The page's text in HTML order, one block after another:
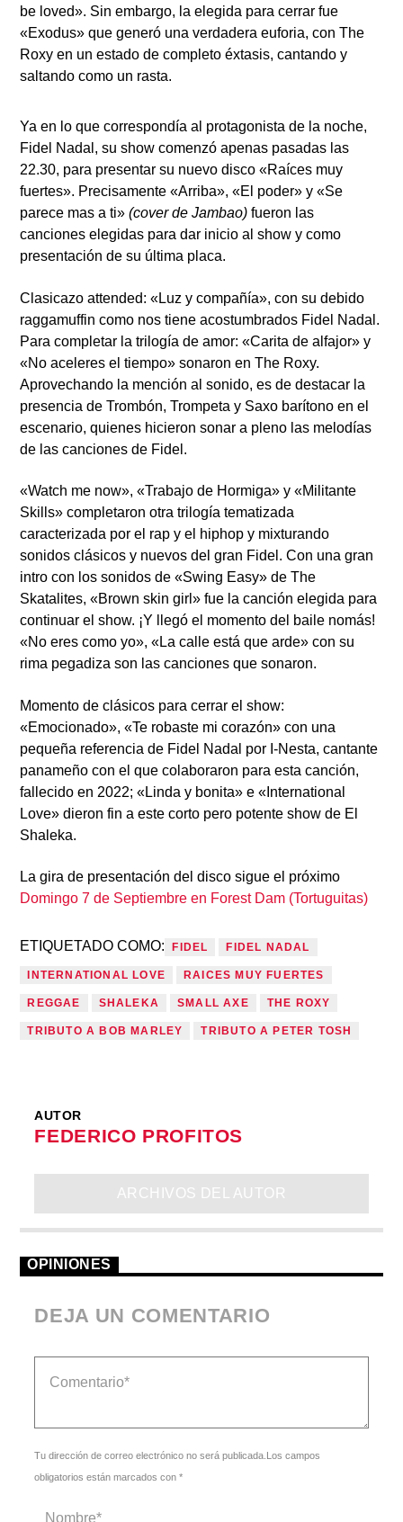
be loved». Sin embargo, la elegida para cerrar fue
«Exodus» que generó una verdadera euforia, con The
Roxy en un estado de completo éxtasis, cantando y
saltando como un rasta.
Ya en lo que correspondía al protagonista de la noche,
Fidel Nadal, su show comenzó apenas pasadas las
22.30, para presentar su nuevo disco «Raíces muy
fuertes». Precisamente«Arriba», «El poder» y«Se
parece mas a ti» (cover de Jambao) fueron las
canciones elegidas para dar inicio al show y como
presentación de su última placa.
Clasicazo attended:«Luz y compañía», con su debido
raggamuffin como nos tiene acostumbrados Fidel Nadal.
Para completar la trilogía de amor:«Carita de alfajor» y
«No aceleres el tiempo» sonaron en The Roxy.
Aprovechando la mención al sonido, es de destacar la
presencia de Trombón, Trompeta y Saxo barítono en el
escenario, quienes hicieron sonar a pleno las melodías
de las canciones de Fidel.
«Watch me now»,«Trabajo de Hormiga» y«Militante
Skills» completaron otra trilogía tematizada
caracterizada por el rap y el hiphop y mixturando
sonidos clásicos y nuevos del gran Fidel. Con una gran
intro con los sonidos de «Swing Easy» de The
Skatalites,«Brown skin girl» fue la canción elegida para
continuar el show. ¡Y llegó el momento del baile nomás!
«No eres como yo», «La calle está que arde» con su
rima pegadiza son las canciones que sonaron.
Momento de clásicos para cerrar el show:
«Emocionado», «Te robaste mi corazón» con una
pequeña referencia de Fidel Nadal por I-Nesta, cantante
panameño con el que colaboraron para esta canción,
fallecido en 2022;«Linda y bonita» e «International
Love» dieron fin a este corto pero potente show de El
Shaleka.
La gira de presentación del disco sigue el próximo
Domingo 7 de Septiembre en Forest Dam (Tortuguitas)
ETIQUETADO COMO: FIDEL FIDEL NADAL
INTERNATIONAL LOVE RAICES MUY FUERTES
REGGAE SHALEKA SMALL AXE THE ROXY
TRIBUTO A BOB MARLEY TRIBUTO A PETER TOSH
AUTOR
FEDERICO PROFITOS
ARCHIVOS DEL AUTOR
OPINIONES
DEJA UN COMENTARIO
Tu dirección de correo electrónico no será publicada.Los campos
obligatorios están marcados con *